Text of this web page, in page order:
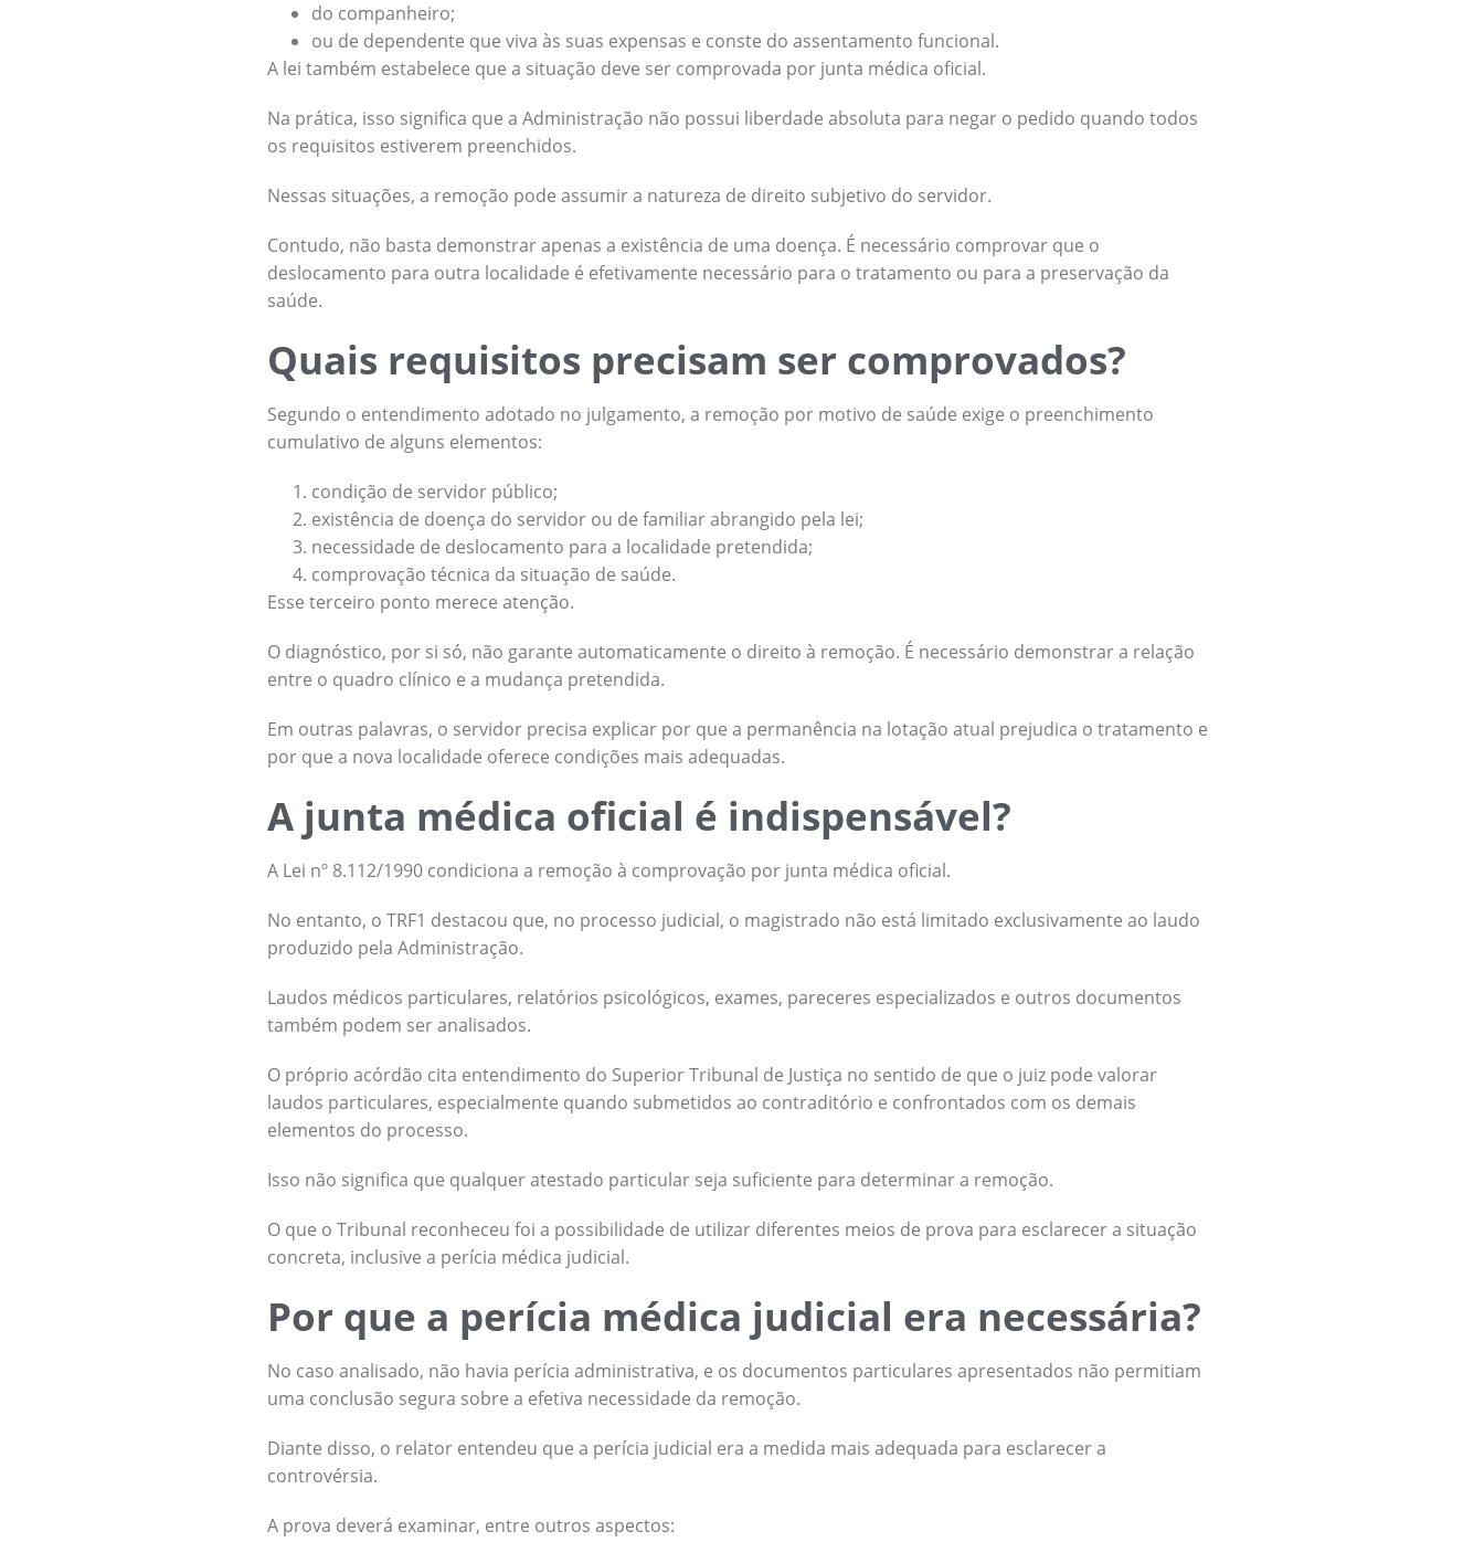
do companheiro;
ou de dependente que viva às suas expensas e conste do assentamento funcional.
A lei também estabelece que a situação deve ser comprovada por junta médica oficial.
Na prática, isso significa que a Administração não possui liberdade absoluta para negar o pedido quando todos
os requisitos estiverem preenchidos.
Nessas situações, a remoção pode assumir a natureza de direito subjetivo do servidor.
Contudo, não basta demonstrar apenas a existência de uma doença. É necessário comprovar que o
deslocamento para outra localidade é efetivamente necessário para o tratamento ou para a preservação da
saúde.
Quais requisitos precisam ser comprovados?
Segundo o entendimento adotado no julgamento, a remoção por motivo de saúde exige o preenchimento
cumulativo de alguns elementos:
condição de servidor público;
existência de doença do servidor ou de familiar abrangido pela lei;
necessidade de deslocamento para a localidade pretendida;
comprovação técnica da situação de saúde.
Esse terceiro ponto merece atenção.
O diagnóstico, por si só, não garante automaticamente o direito à remoção. É necessário demonstrar a relação
entre o quadro clínico e a mudança pretendida.
Em outras palavras, o servidor precisa explicar por que a permanência na lotação atual prejudica o tratamento e
por que a nova localidade oferece condições mais adequadas.
A junta médica oficial é indispensável?
A Lei nº 8.112/1990 condiciona a remoção à comprovação por junta médica oficial.
No entanto, o TRF1 destacou que, no processo judicial, o magistrado não está limitado exclusivamente ao laudo
produzido pela Administração.
Laudos médicos particulares, relatórios psicológicos, exames, pareceres especializados e outros documentos
também podem ser analisados.
O próprio acórdão cita entendimento do Superior Tribunal de Justiça no sentido de que o juiz pode valorar
laudos particulares, especialmente quando submetidos ao contraditório e confrontados com os demais
elementos do processo.
Isso não significa que qualquer atestado particular seja suficiente para determinar a remoção.
O que o Tribunal reconheceu foi a possibilidade de utilizar diferentes meios de prova para esclarecer a situação
concreta, inclusive a perícia médica judicial.
Por que a perícia médica judicial era necessária?
No caso analisado, não havia perícia administrativa, e os documentos particulares apresentados não permitiam
uma conclusão segura sobre a efetiva necessidade da remoção.
Diante disso, o relator entendeu que a perícia judicial era a medida mais adequada para esclarecer a
controvérsia.
A prova deverá examinar, entre outros aspectos: